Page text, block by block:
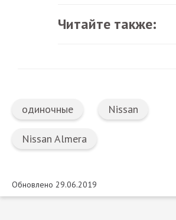
Читайте также:
одиночные Nissan
Nissan Almera
Обновлено 29.06.2019